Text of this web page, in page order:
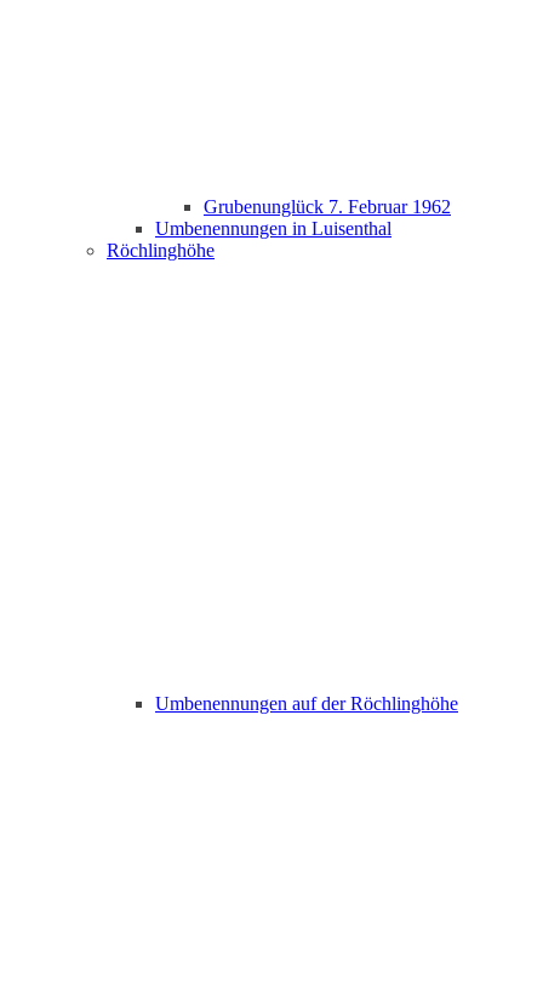
Grubenunglück 7. Februar 1962
Umbenennungen in Luisenthal
Röchlinghöhe
Umbenennungen auf der Röchlinghöhe